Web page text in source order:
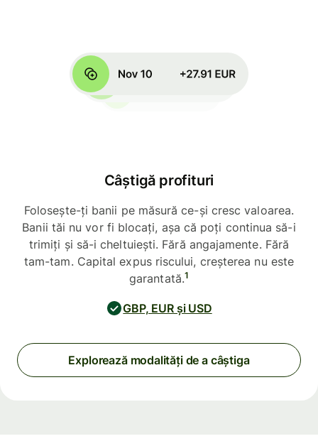
Câștigă profituri
Folosește-ți banii pe măsură ce-și cresc valoarea.
Banii tăi nu vor fi blocați, așa că poți continua să-i
trimiți și să-i cheltuiești. Fără angajamente. Fără
tam-tam. Capital expus riscului, creșterea nu este
garantată.1
GBP, EUR și USD
Explorează modalități de a câștiga